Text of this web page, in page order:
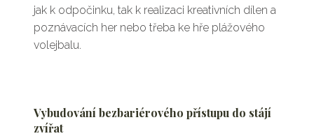
jak k odpočinku, tak k realizaci kreativních dílen a
poznávacích her nebo třeba ke hře plážového
volejbalu.
Vybudování bezbariérového přístupu do stájí
zvířat